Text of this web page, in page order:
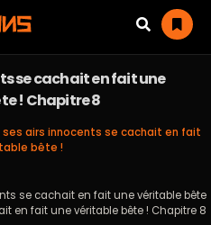
se cachait en fait une
! Chapitre 8
ses airs innocents se cachait en fait
bête !
se cachait en fait une véritable bête
en fait une véritable bête ! Chapitre 8